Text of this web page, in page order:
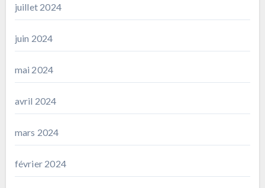
juillet 2024
juin 2024
mai 2024
avril 2024
mars 2024
février 2024